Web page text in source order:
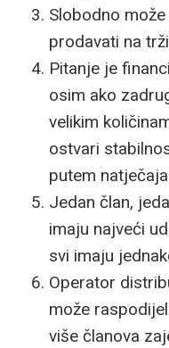
Slobodno
prodavati na
Pitanje je
osim ako
velikim
ostvari
putem
Jedan član,
imaju najveći
svi imaju
Operator
može
više članova